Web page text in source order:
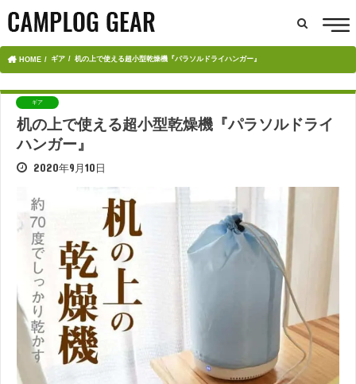
HOME ギア 机の上で使える超小型乾燥機『パラソルドライハンガー』
ギア
机の上で使える超小型乾燥機『パラソルドライ
ハンガー』
2020年9月10日